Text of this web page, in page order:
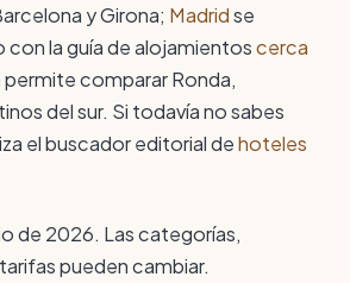
y Girona; Madridse
la guía de alojamientoscerca
permite comparar Ronda,
del sur. Si todavía no sabes
el buscador editorial dehoteles
de 2026. Las categorías,
pueden cambiar.